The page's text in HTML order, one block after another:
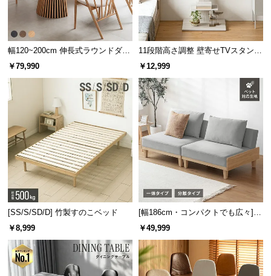
幅120~200cm 伸長式ラウンドダイ
ニングテーブル 6人掛け 天然木突
￥79,990
11段階高さ調整 壁寄せTVスタンド
キャスター付き 上下左右角度調節
￥12,999
[SS/S/SD/D] 竹製すのこベッド
￥8,999
[幅186cm・コンパクトでも広々] 3
人掛けソファベッド リクライニン
￥49,999